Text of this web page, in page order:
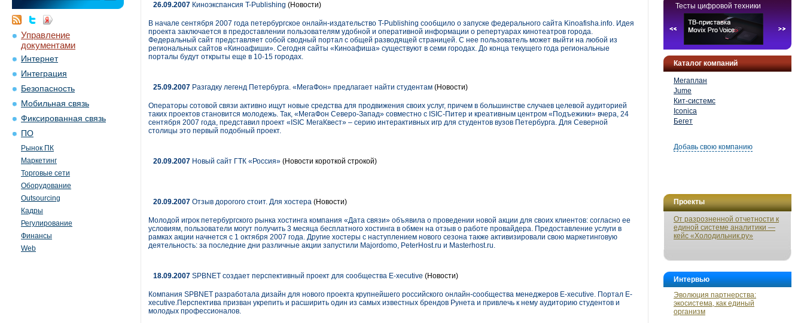
Управление
документами
Интернет
Интеграция
Безопасность
Мобильная связь
Фиксированная связь
ПО
Рынок ПК
Маркетинг
Торговые сети
Оборудование
Outsourcing
Кадры
Регулирование
Финансы
Web
Тесты цифровой техники
Каталог компаний
Мегаплан
Jume
Кит-системс
Iconica
Бегет
Добавь свою компанию
Проекты
От разрозненной отчетности к
единой системе аналитики —
кейс «Холодильник.ру»
Интервью
Эволюция партнерства:
экосистема, как единый
организм
26.09.2007 Киноэкспансия T-Publishing (Новости)
В начале сентября 2007 года петербургское онлайн-издательство T-Publishing сообщило о запуске федерального сайта Kinoafisha.info. Идея
проекта заключается в предоставлении пользователям удобной и оперативной информации о репертуарах кинотеатров города.
Федеральный сайт представляет собой сводный портал с общей разводящей страницей. С нее пользователь может выйти на любой из
региональных сайтов «Киноафиши». Сегодня сайты «Киноафиша» существуют в семи городах. До конца текущего года региональные
порталы будут открыты еще в 10-15 городах.
25.09.2007 Разгадку легенд Петербурга. «МегаФон» предлагает найти студентам (Новости)
Операторы сотовой связи активно ищут новые средства для продвижения своих услуг, причем в большинстве случаев целевой аудиторией
таких проектов становится молодежь. Так, «МегаФон Северо-Запад» совместно с ISIC-Питер и креативным центром «Подъежики» вчера, 24
сентября 2007 года, представил проект «ISIC МегаКвест» – серию интерактивных игр для студентов вузов Петербурга. Для Северной
столицы это первый подобный проект.
20.09.2007 Новый сайт ГТК «Россия» (Новости короткой строкой)
20.09.2007 Отзыв дорогого стоит. Для хостера (Новости)
Молодой игрок петербургского рынка хостинга компания «Дата связи» объявила о проведении новой акции для своих клиентов: согласно ее
условиям, пользователи могут получить 3 месяца бесплатного хостинга в обмен на отзыв о работе провайдера. Предоставление услуги в
рамках акции начнется с 1 октября 2007 года. Другие хостеры с наступлением нового сезона также активизировали свою маркетинговую
деятельность: за последние дни различные акции запустили Majordomo, PeterHost.ru и Masterhost.ru.
18.09.2007 SPBNET создает перспективный проект для сообщества E-xecutive (Новости)
Компания SPBNET разработала дизайн для нового проекта крупнейшего российского онлайн-сообщества менеджеров E-xecutive. Портал E-
xecutive.Перспектива призван укрепить и расширить один из самых известных брендов Рунета и привлечь к нему аудиторию студентов и
молодых профессионалов.